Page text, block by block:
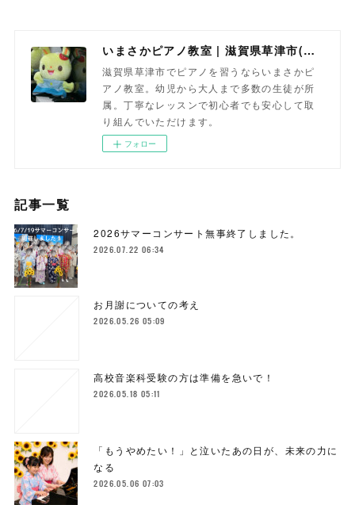
いまさかピアノ教室 | 滋賀県草津市(南草津)のピアノ教室
滋賀県草津市でピアノを習うならいまさかピ
アノ教室。幼児から大人まで多数の生徒が所
属。丁寧なレッスンで初心者でも安心して取
り組んでいただけます。
フォロー
記事一覧
2026サマーコンサート無事終了しました。
2026.07.22 06:34
お月謝についての考え
2026.05.26 05:09
高校音楽科受験の方は準備を急いで！
2026.05.18 05:11
「もうやめたい！」と泣いたあの日が、未来の力に
なる
2026.05.06 07:03